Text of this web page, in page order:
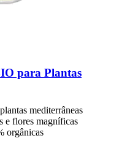
para Plantas
mediterrâneas
e flores magníficas
orgânicas